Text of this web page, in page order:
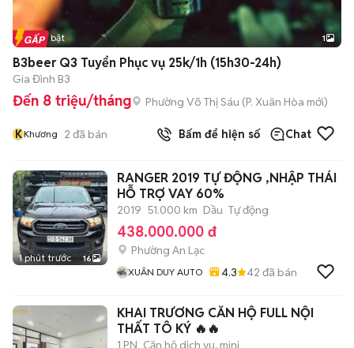
Tin nổi bật 1
B3beer Q3 Tuyển Phục vụ 25k/1h (15h30-24h)
Gia Đình B3
Đến 8 triệu/tháng Phường Võ Thị Sáu (P. Xuân Hòa mới)
KKhương 2 đã bán Bấm để hiện số Chat
1 phút trước 16
RANGER 2019 TỰ ĐỘNG ,NHẬP THÁI
HỖ TRỢ VAY 60%
2019 51.000 km Dầu Tự động
438.000.000 đ
Phường An Lạc
XUÂN DUY AUTO 4.3 42 đã bán
KHAI TRƯƠNG CĂN HỘ FULL NỘI
THẤT TÔ KÝ 🔥🔥
1 PN Căn hộ dịch vụ, mini